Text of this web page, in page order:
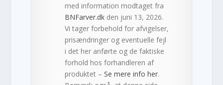
med information modtaget fra
BNFarver.dk den juni 13, 2026.
Vi tager forbehold for afvigelser,
prisændringer og eventuelle fejl
i det her anførte og de faktiske
forhold hos forhandleren af
produktet –Se mere info her.